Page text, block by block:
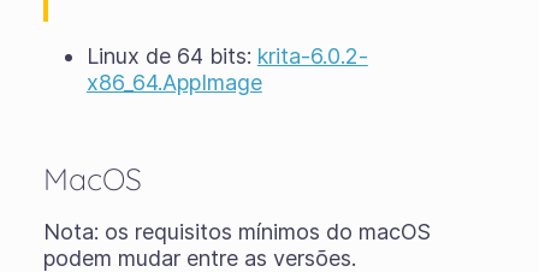
Linux de 64 bits: krita-6.0.2-
x86_64.AppImage
MacOS
Nota: os requisitos mínimos do macOS
podem mudar entre as versões.